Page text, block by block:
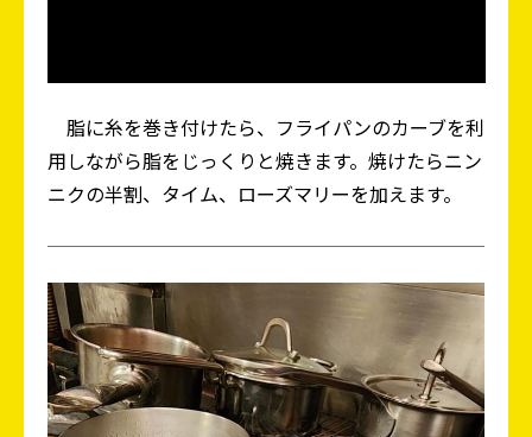
脂に糸を巻き付けたら、フライパンのカーブを利
用しながら脂をじっくりと焼きます。焼けたらニン
ニクの半割、タイム、ローズマリーを加えます。